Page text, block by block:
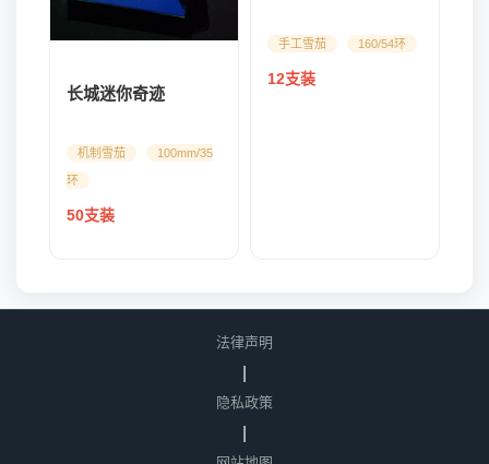
长城迷你奇迹
机制雪茄 100mm/35
环
50支装
手工雪茄 160/54环
12支装
法律声明
隐私政策